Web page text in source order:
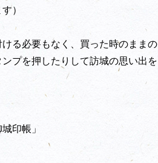
）
る必要もなく、買った時のままの
プを押したりして訪城の思い出を
印帳」